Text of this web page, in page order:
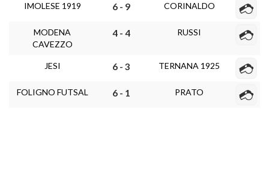
IMOLESE 1919 6 - 9 CORINALDO
MODENA
CAVEZZO
4 - 4 RUSSI
JESI 6 - 3 TERNANA 1925
FOLIGNO FUTSAL 6 - 1 PRATO